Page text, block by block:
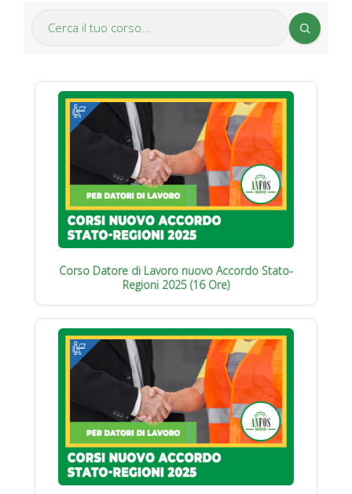
Corso Datore di Lavoro nuovo Accordo Stato-
Regioni 2025 (16 Ore)